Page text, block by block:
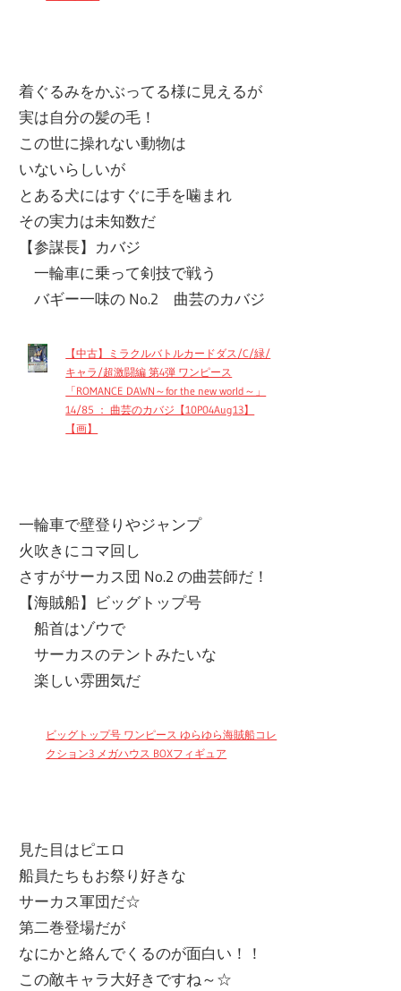
着ぐるみをかぶってる様に見えるが
実は自分の髪の毛！
この世に操れない動物は
いないらしいが
とある犬にはすぐに手を噛まれ
その実力は未知数だ
【参謀長】カバジ
一輪車に乗って剣技で戦う
バギー一味の No.2 曲芸のカバジ
【中古】ミラクルバトルカードダス/C/緑/
キャラ/超激闘編 第4弾 ワンピース
「ROMANCE DAWN～for the new world～」
14/85 ： 曲芸のカバジ【10P04Aug13】
【画】
一輪車で壁登りやジャンプ
火吹きにコマ回し
さすがサーカス団 No.2 の曲芸師だ！
【海賊船】ビッグトップ号
船首はゾウで
サーカスのテントみたいな
楽しい雰囲気だ
ビッグトップ号 ワンピース ゆらゆら海賊船コレ
クション3 メガハウス BOXフィギュア
見た目はピエロ
船員たちもお祭り好きな
サーカス軍団だ☆
第二巻登場だが
なにかと絡んでくるのが面白い！！
この敵キャラ大好きですね～☆